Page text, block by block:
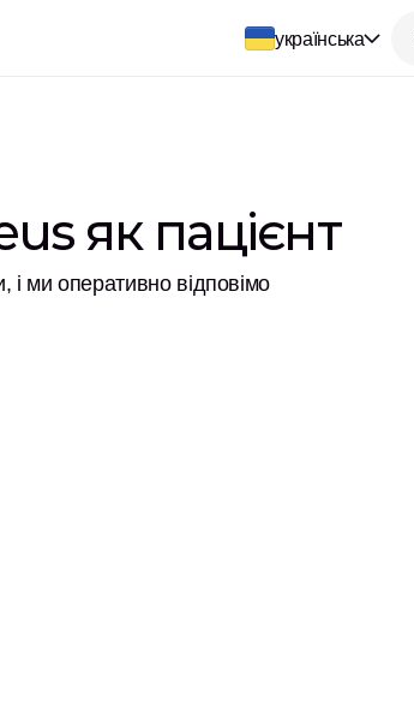
українська
як пацієнт
ми оперативно відповімо